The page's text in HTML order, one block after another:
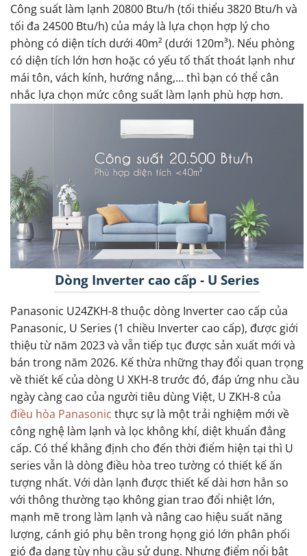
Công suất làm lạnh 20800 Btu/h (tối thiểu 3820 Btu/h và
tối đa 24500 Btu/h) của máy là lựa chọn hợp lý cho
phòng có diện tích dưới 40m² (dưới 120m³). Nếu phòng
có diện tích lớn hơn hoặc có yếu tố thất thoát lạnh như
mái tôn, vách kính, hướng nắng,… thì bạn có thể cân
nhắc lựa chọn mức công suất làm lạnh phù hợp hơn.
Dòng Inverter cao cấp - U Series
Panasonic U24ZKH-8 thuộc dòng Inverter cao cấp của
Panasonic, U Series (1 chiều Inverter cao cấp), được giới
thiệu từ năm 2023 và vẫn tiếp tục được sản xuất mới và
bán trong năm 2026. Kế thừa những thay đổi quan trọng
về thiết kế của dòng U XKH-8 trước đó, đáp ứng nhu cầu
ngày càng cao của người tiêu dùng Việt, U ZKH-8 của
điều hòa Panasonic thực sự là một trải nghiệm mới về
công nghệ làm lạnh và lọc không khí, diệt khuẩn đẳng
cấp. Có thể khẳng định cho đến thời điểm hiện tại thì U
series vẫn là dòng điều hòa treo tường có thiết kế ấn
tượng nhất. Với dàn lạnh được thiết kế dài hơn hẳn so
với thông thường tạo không gian trao đổi nhiệt lớn,
mạnh mẽ trong làm lạnh và nâng cao hiệu suất năng
lượng, cánh gió phụ bên trong họng gió lớn phân phối
gió đa dạng tùy nhu cầu sử dụng. Nhưng điểm nổi bật